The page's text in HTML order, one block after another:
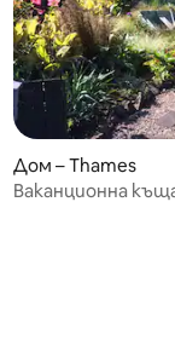
4,86 от 5, 114
Дом – Thames
Ваканционна